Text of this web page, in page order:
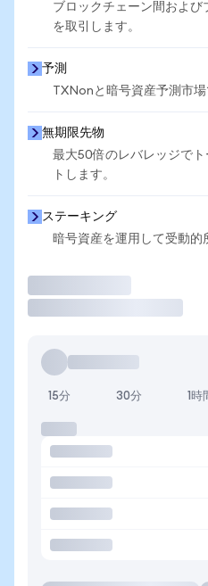
ブロックチェーン間およ
を取引します。
予測
TXNonと暗号資産予測市場
無期限先物
最大50倍のレバレッジで
トします。
ステーキング
暗号資産を運用して受動的
15分 30分 1時